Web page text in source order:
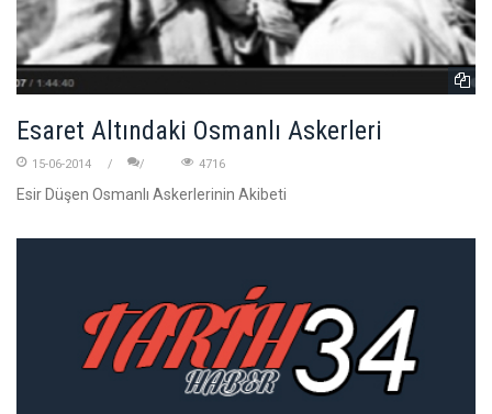
Esaret Altındaki Osmanlı Askerleri
15-06-2014 4716
Esir Düşen Osmanlı Askerlerinin Akibeti